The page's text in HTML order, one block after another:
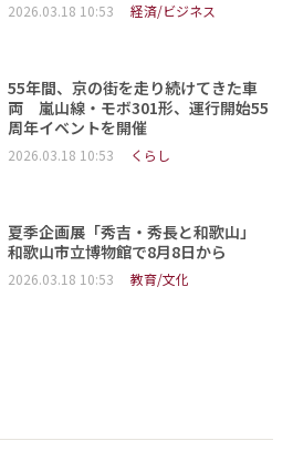
2026.03.18 10:53 経済/ビジネス
55年間、京の街を走り続けてきた車
両 嵐山線・モボ301形、運行開始55
周年イベントを開催
2026.03.18 10:53 くらし
夏季企画展「秀吉・秀長と和歌山」
和歌山市立博物館で8月8日から
2026.03.18 10:53 教育/文化